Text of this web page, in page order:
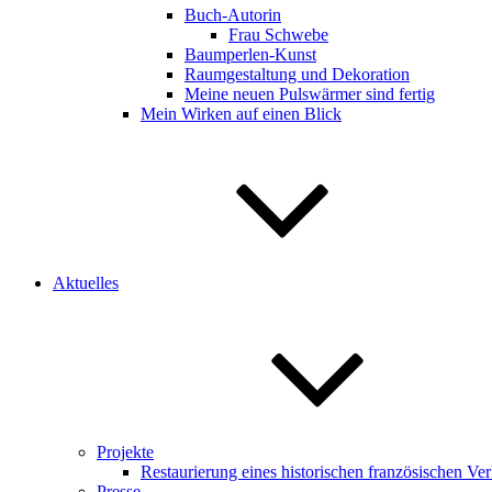
Buch-Autorin
Frau Schwebe
Baumperlen-Kunst
Raumgestaltung und Dekoration
Meine neuen Pulswärmer sind fertig
Mein Wirken auf einen Blick
Aktuelles
Projekte
Restaurierung eines historischen französischen